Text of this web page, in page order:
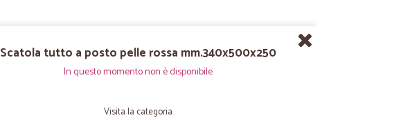
Scatola tutto a posto pelle rossa mm.340x500x250
In questo momento non è disponibile
Visita la categoria